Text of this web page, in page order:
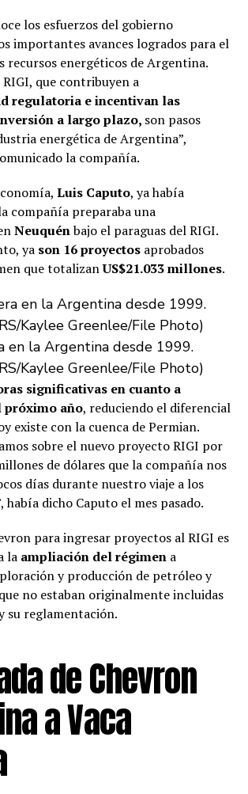
los esfuerzos del gobierno
importantes avances logrados para el
recursos energéticos de Argentina.
que contribuyen a
regulatoria e incentivan las
a largo plazo, son pasos
energética de Argentina”,
la compañía.
Luis Caputo, ya había
compañía preparaba una
Neuquénbajo el paraguas del RIGI.
ya son 16 proyectos aprobados
que totalizanUS$21.033 millones.
en la Argentina desde 1999.
Kaylee Greenlee/File Photo)
significativas en cuanto a
próximo año, reduciendo el diferencial
existe con la cuenca de Permian.
sobre el nuevo proyecto RIGI por
de dólares que la compañía nos
días durante nuestro viaje a los
había dicho Caputo el mes pasado.
para ingresar proyectos al RIGI es
la ampliación del régimen a
y producción de petróleo y
no estaban originalmente incluidas
su reglamentación.
de Chevron
a Vaca